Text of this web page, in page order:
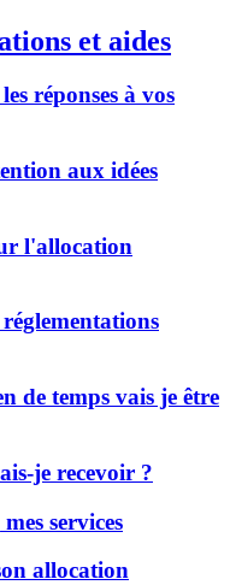
et aides
réponses à vos
aux idées
l'allocation
réglementations
de temps vais je être
je recevoir ?
services
allocation